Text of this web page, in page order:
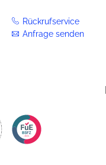
Rückrufservice
Anfrage senden